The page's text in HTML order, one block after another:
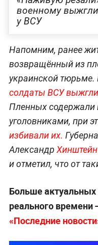
военному выжгли
у ВСУ
Напомним, ранее
возвращённый из
украинской
солдаты ВСУ выжгли
Пленных содержали
уголовниками, при
избивали их.
Александр
и отметил, что от
Больше
реального времени
«Последние